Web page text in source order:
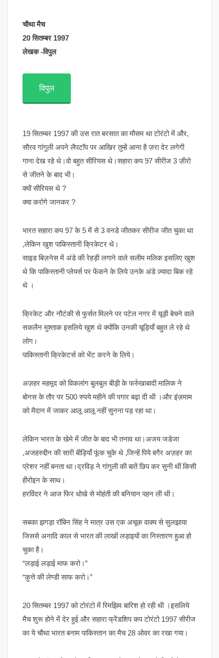
चौथा मैच
20 सितम्बर 1997
लेखक -विपुल
विपुल
19 सितम्बर 1997 की उस रात बरसात का मौसम था टोरंटो में और,
सौरव गांगुली अपने लैपटॉप पर आखिर तुम्हें आना है ज़रा देर लगेगी
गाना देख रहे थे।वो बहुत सीरियस थे।सहारा कप 97 सीरीज 3 ज़ीरो
से जीतने के बाद भी।
क्यों सीरियस थे ?
क्या करोगे जानकर ?
भारत सहारा कप 97 के 5 में से 3 वनडे जीतकर सीरीज जीत चुका था
,लेकिन खुश पाकिस्तानी क्रिकेटर थे।
साइड बिज़नेस में अंडे की रेहड़ी लगाने वाले सलीम मलिक इसलिए खुश
थे कि पाकिस्तानी प्लेयर्स पर फेंकने के लिये उनके अंडे ज़्यादा बिक रहे
थे ।
क्रिकेट और नौटंकी से फुर्सत मिलने पर पटेल नगर में चूड़ी बेचने वाले
सकलैन मुश्ताक इसलिये खुश थे क्योंकि उनकी चूड़ियाँ बहुत ले रहे थे
लोग।
पाकिस्तानी क्रिकेटर्स को भेंट करने के लिये।
अज़हर महमूद को विकलांग बुलबुल बीड़ी के फर्रुखाबादी मालिक ने
बोनस के तौर पर 500 रुपये महीने की पगार बढ़ा दी थी ।और इंज़माम
को मैदान में जाकर आलू आलू नहीं सुनना पड़ रहा था।
लेकिन भारत के खेमे में जीत के बाद भी तनाव था।अजय जडेजा
,अजहरुद्दीन की सारी बीड़ियाँ फूंक चुके थे ,जिन्हें पिये बगैर अज़हर का
प्रेशर नहीं बनता था।द्रविड़ ने गांगुली की बातें छिप कर सुनी थीं किसी
हीरोइन के साथ।
हरविंदर ने आज फिर धोखे से मोहंती की बनियान पहन ली थी।
सबका झगड़ा रॉबिन सिंह ने मात्र उस एक अचूक वाक्य से सुलझाया
जिससे अनादि काल से भारत की लाखों लड़ाइयों का निस्तारण हुआ हो
चुका है।
“लड़ाई लड़ाई माफ करो।”
“कुत्ते की लेण्डी साफ करो।”
20 सितम्बर 1997 को टोरंटो में रिमझिम बारिश हो रही थी ।इसलिये
मैच शुरू होने में देर हुई और सहारा फ्रेंडशिप कप टोरंटो 1997 सीरीज
का ये चौथा भारत बनाम पाकिस्तान का मैच 28 ओवर का रखा गया।